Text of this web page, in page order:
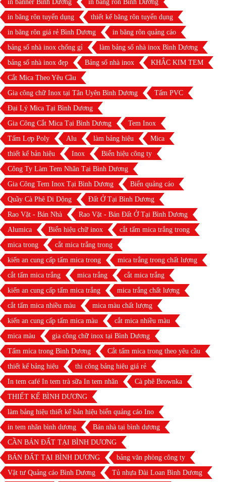
in banner Bình Dương
in băng rôn Bình Dương
in băng rôn tuyển dụng
thiết kế băng rôn tuyển dụng
in băng rôn giá rẻ Bình Dương
in băng rôn quảng cáo
bảng số nhà inox chống gỉ
làm bảng số nhà inox Bình Dương
bảng số nhà inox đẹp
Bảng số nhà inox
KHẮC KIM TEM
Cắt Mica Theo Yêu Cầu
Gia công chữ Inox tại Tân Uyên Bình Dương
Tấm PVC
Đại Lý Mica Tại Bình Dương
Gia Công Cắt Mica Tại Bình Dương
Tem Inox
Tấm Lợp Poly
Alu làm bảng hiệu
Mica
thiết kế bản hiệu
Inox
Biển hiệu công ty
Công Ty Làm Tem Nhãn Tại Bình Dương
Gia Công Tem Inox Tại Bình Dương
Biển quảng cáo
Quầy Cà Phê Di Dộng
Đất Ở Tại Bình Dương
Rao Vặt - Bán Nhà
Rao Vặt - Bán Đất Ở Tại Bình Dương
Alumica
Biển hiệu chữ inox
cắt tấm mica trắng trong
mica trong
cắt mica trắng trong
kiến an cung cấp tấm mica trong
mica trắng trong chất lượng
cắt tấm mica trắng
mica trắng
cắt mica trắng
kiến an cung cấp tấm mica trắng
mica trắng chất lượng
cắt tấm mica nhiều màu
mica màu chất lượng
kiến an cung cấp tấm mica màu
cắt mica nhiều màu
mica màu
gia công chữ inox tại Bình Dương
Tấm mica trong Bình Dương
Cắt tấm mica trong theo yêu cầu
thiết kế bảng hiệu
thi công bảng hiệu giá rẻ
In tem café In tem trà sữa In tem nhãn
Cà phê Brownka
THIẾT KẾ BÌNH DƯƠNG
làm bảng hiệu thiết kế bản hiệu biển quảng cáo Ino
in tem nhãn bình dương
Bán nhà tại bình dương
CẦN BÁN ĐẤT TẠI BÌNH DƯƠNG
BÁN ĐẤT TẠI BÌNH DƯƠNG
bảng văn phòng công ty
Vật tư Quảng cáo Bình Dương
Tủ nhựa Đài Loan Bình Dương